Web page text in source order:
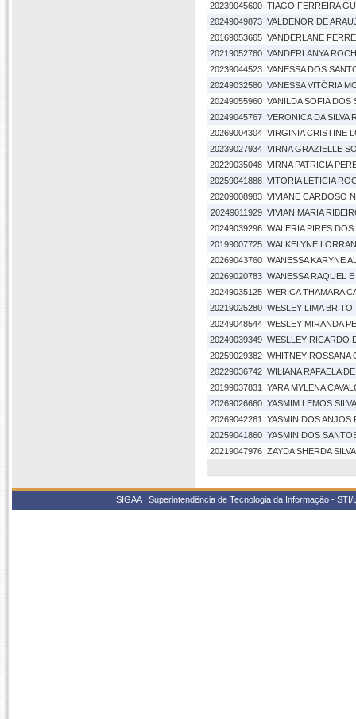
20239045600 TIAGO FERREIRA
20249049873 VALDENOR DE
20169053665 VANDERLANE
20219052760 VANDERLANYA
20239044523 VANESSA DOS
20249032580 VANESSA VITÓRIA
20249055960 VANILDA SOFIA DOS
20249045767 VERONICA DA SILVA
20269004304 VIRGINIA CRISTINE
20239027934 VIRNA GRAZIELLE
20229035048 VIRNA PATRICIA
20259041888 VITORIA LETICIA
20209008983 VIVIANE CARDOSO
20249011929 VIVIAN MARIA
20249039296 WALERIA PIRES
20199007725 WALKELYNE
20269043760 WANESSA KARYNE
20269020783 WANESSA RAQUEL E
20249035125 WERICA THAMARA
20219025280 WESLEY LIMA BRITO
20249048544 WESLEY MIRANDA
20249039349 WESLLEY RICARDO
20259029382 WHITNEY ROSSANA
20229036742 WILIANA RAFAELA
20199037831
YARA MYLENA
20269026660 YASMIM LEMOS SILVA
20269042261
YASMIN DOS ANJOS
20259041860 YASMIN DOS
20219047976 ZAYDA SHERDA
SIGAA | Superintendência de Tecnologia da Informação -